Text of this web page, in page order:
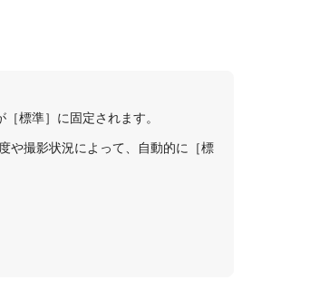
［標準］ に固定されます。
や撮影状況によって、自動的に
［標